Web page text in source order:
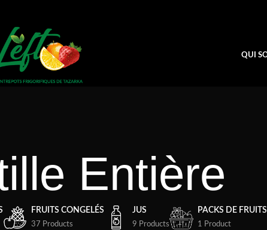
QUI
Entière
FRUITS CONGELÉS
37 Products
JUS
9 Products
PACKS DE FRUITS
1 Product